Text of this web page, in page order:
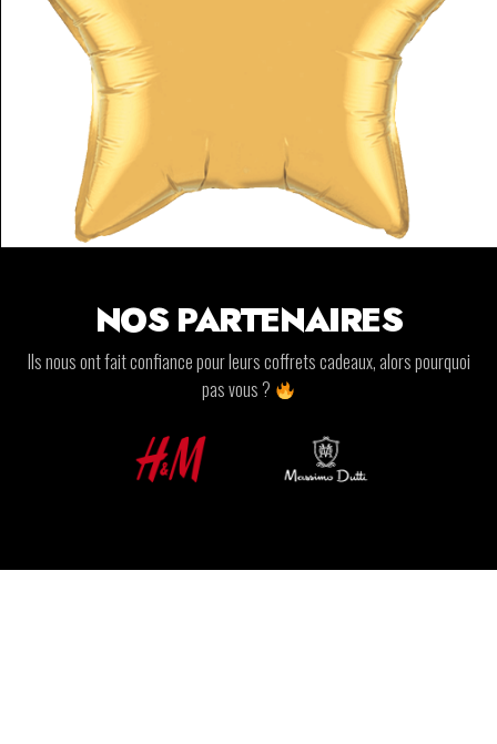
NOS PARTENAIRES
Ils nous ont fait confiance pour leurs coffrets cadeaux, alors pourquoi
pas vous ?